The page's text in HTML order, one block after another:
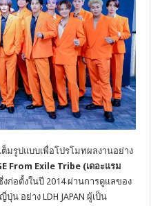
มรูปแบบเพื่อโปรโมทผลงานอย่าง
From Exile Tribe (เดอะแรม
ก่อตั้งในปี 2014 ผ่านการดูแลของ
อย่าง LDH JAPAN ผู้เป็น